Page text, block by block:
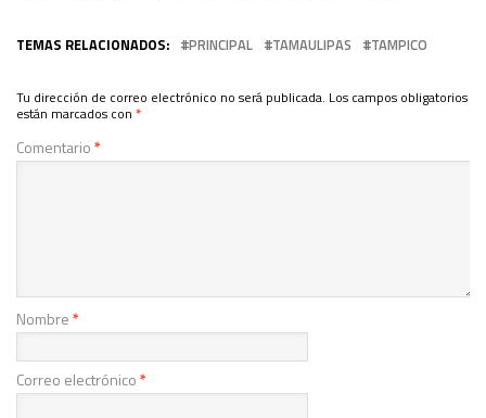
TEMAS RELACIONADOS: PRINCIPAL TAMAULIPAS TAMPICO
Tu dirección de correo electrónico no será publicada. Los campos obligatorios
están marcados con *
Comentario*
Nombre*
Correo electrónico*